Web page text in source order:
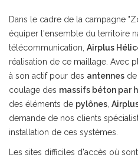
Dans le cadre de la campagne
équiper l'ensemble du territoire
télécommunication, Airplus
réalisation de ce maillage. Avec
à son actif pour des antennes
coulage des massifs béton par
des éléments de pylônes,
demande de nos clients
installation de ces systèmes.
Les sites difficiles d'accès où